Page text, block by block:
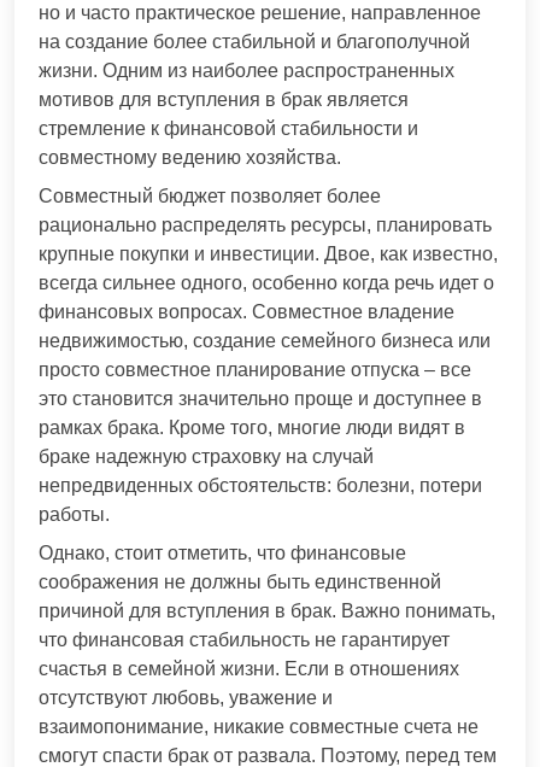
но и часто практическое решение, направленное
на создание более стабильной и благополучной
жизни. Одним из наиболее распространенных
мотивов для вступления в брак является
стремление к финансовой стабильности и
совместному ведению хозяйства.
Совместный бюджет позволяет более
рационально распределять ресурсы, планировать
крупные покупки и инвестиции. Двое, как известно,
всегда сильнее одного, особенно когда речь идет о
финансовых вопросах. Совместное владение
недвижимостью, создание семейного бизнеса или
просто совместное планирование отпуска – все
это становится значительно проще и доступнее в
рамках брака. Кроме того, многие люди видят в
браке надежную страховку на случай
непредвиденных обстоятельств: болезни, потери
работы.
Однако, стоит отметить, что финансовые
соображения не должны быть единственной
причиной для вступления в брак. Важно понимать,
что финансовая стабильность не гарантирует
счастья в семейной жизни. Если в отношениях
отсутствуют любовь, уважение и
взаимопонимание, никакие совместные счета не
смогут спасти брак от развала. Поэтому, перед тем